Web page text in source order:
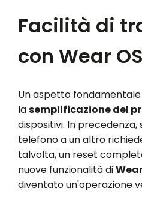
Facilità di
con Wear
Un aspetto
lasemplificazione del
dispositivi. In
telefono a un altro
talvolta, un reset
nuove funzionalità di
diventato un'operazione